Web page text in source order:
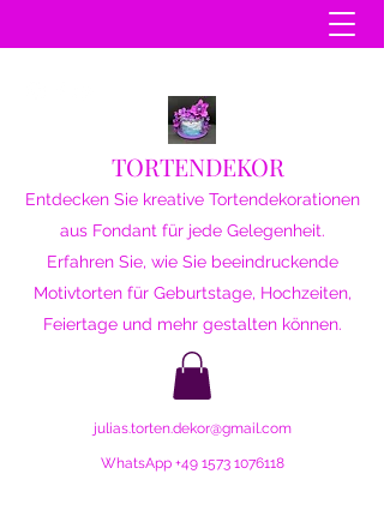
TORTENDEKOR
Entdecken Sie kreative Tortendekorationen
aus Fondant für jede Gelegenheit.
Erfahren Sie, wie Sie beeindruckende
Motivtorten für Geburtstage, Hochzeiten,
Feiertage und mehr gestalten können.
julias.torten.dekor@gmail.com
WhatsApp +49 1573 1076118